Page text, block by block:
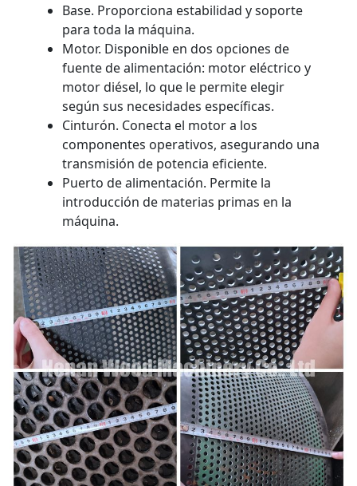
Base. Proporciona estabilidad y soporte
para toda la máquina.
Motor. Disponible en dos opciones de
fuente de alimentación: motor eléctrico y
motor diésel, lo que le permite elegir
según sus necesidades específicas.
Cinturón. Conecta el motor a los
componentes operativos, asegurando una
transmisión de potencia eficiente.
Puerto de alimentación. Permite la
introducción de materias primas en la
máquina.